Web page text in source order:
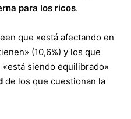
para los ricos.
que «está afectando en
(10,6%) y los que
siendo equilibrado»
de los que cuestionan la